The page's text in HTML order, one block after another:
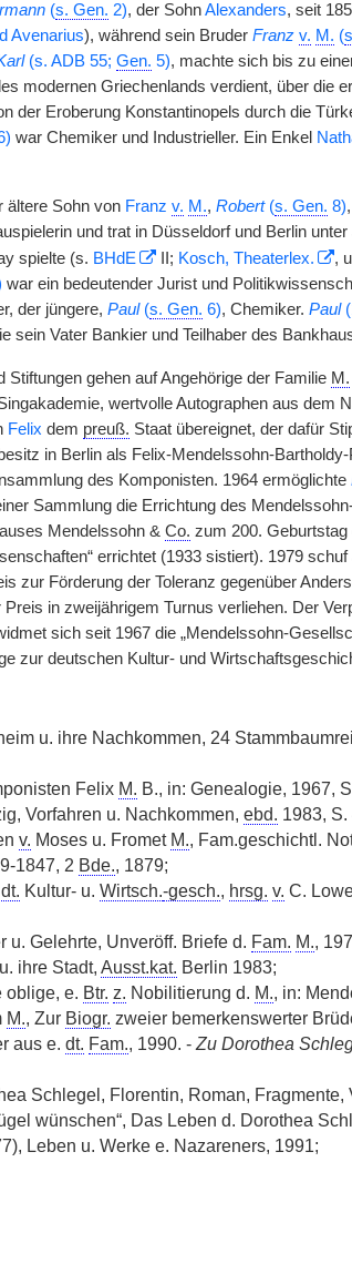
(s. Gen. 2), der SohnAlexanders, seit
Avenarius), während sein Bruder Franz v. M. (
(s. ADB 55; Gen. 5), machte sich bis zu
modernen Griechenlands verdient, über die
der Eroberung Konstantinopels durch die
war Chemiker und Industrieller. Ein Enkel
ältere Sohn von Franz v. M., Robert(s. Gen. 8)
und trat in Düsseldorf und Berlin unter
spielte (s. BHdE II; Kosch, Theaterlex. ,
war ein bedeutender Jurist und
der jüngere, Paul(s. Gen. 6), Chemiker. Paul
sein Vater Bankier und Teilhaber des
Stiftungen gehen auf Angehörige der Familie M.
wertvolle Autographen aus dem
Felix dem preuß. Staat übereignet, der dafür
in Berlin als Felix-Mendelssohn-
des Komponisten. 1964 ermöglichte
Sammlung die Errichtung des
Mendelssohn & Co. zum 200.
errichtet (1933 sistiert). 1979
zur Förderung der Toleranz gegenüber
Preis in zweijährigem Turnus verliehen. Der
sich seit 1967 die „Mendelssohn-
zur deutschen Kultur- und
u. ihre Nachkommen, 24
Felix M. B., in: Genealogie, 1967,
Vorfahren u. Nachkommen, ebd. 1983, S.
v. Moses u. Fromet M., Fam.geschichtl.
1847, 2 Bde., 1879;
dt. Kultur- u. Wirtsch.-gesch., hrsg. v. C.
u. Gelehrte, Unveröff. Briefe d. Fam. M.,
u. ihre Stadt, Ausst.kat. Berlin 1983;
oblige, e. Btr. z. Nobilitierung d. M., in:
M., Zur Biogr. zweier bemerkenswerter
aus e. dt. Fam., 1990. - Zu Dorothea
Schlegel, Florentin, Roman, Fragmente,
wünschen“, Das Leben d. Dorothea
Leben u. Werke e. Nazareners, 1991;